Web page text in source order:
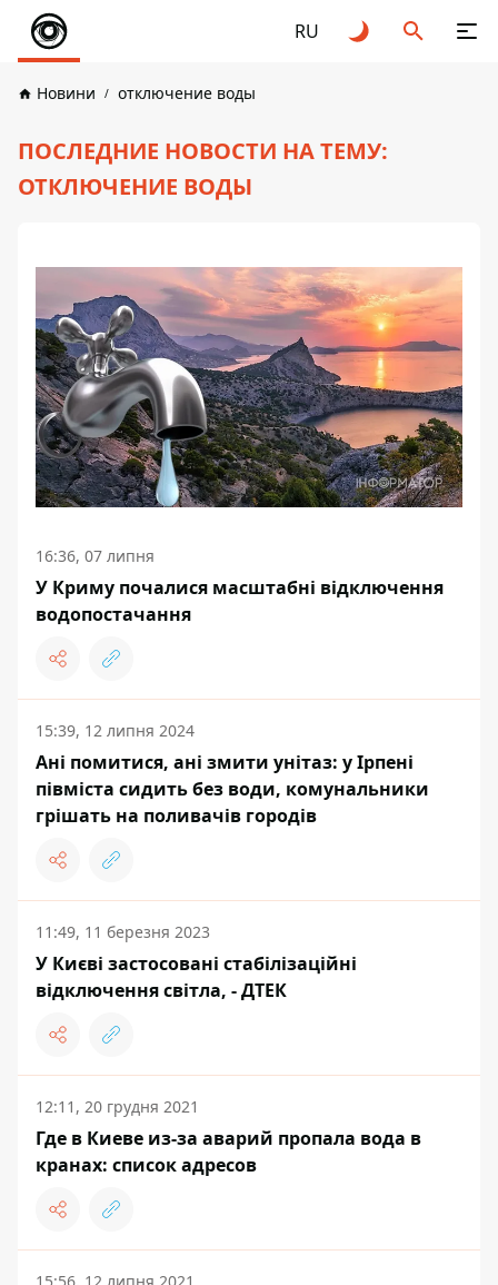
RU
Новини отключение воды
ПОСЛЕДНИЕ НОВОСТИ НА ТЕМУ:
ОТКЛЮЧЕНИЕ ВОДЫ
16:36, 07 липня
У Криму почалися масштабні відключення
водопостачання
15:39, 12 липня 2024
Ані помитися, ані змити унітаз: у Ірпені
півміста сидить без води, комунальники
грішать на поливачів городів
11:49, 11 березня 2023
У Києві застосовані стабілізаційні
відключення світла, - ДТЕК
12:11, 20 грудня 2021
Где в Киеве из-за аварий пропала вода в
кранах: список адресов